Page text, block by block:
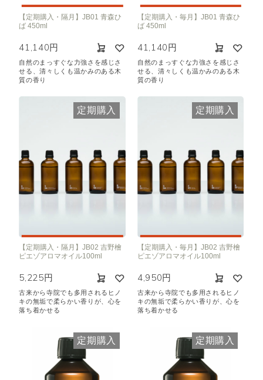
【定期購入・隔月】JB01 青森ひ
ば 450ml
41,140円
自然のまっすぐな力強さを感じさ
せる、清々しくも温かみのある木
質の香り
【定期購入・毎月】JB01 青森ひ
ば 450ml
41,140円
自然のまっすぐな力強さを感じさ
せる、清々しくも温かみのある木
質の香り
定期購入
【定期購入・隔月】JB02 吉野檜
ピエゾアロマオイル100ml
5,225円
古来から寺院でも多用されるヒノ
キの無垢で柔らかい香りが、心を
落ち着かせる
定期購入
【定期購入・毎月】JB02 吉野檜
ピエゾアロマオイル100ml
4,950円
古来から寺院でも多用されるヒノ
キの無垢で柔らかい香りが、心を
落ち着かせる
定期購入 定期購入